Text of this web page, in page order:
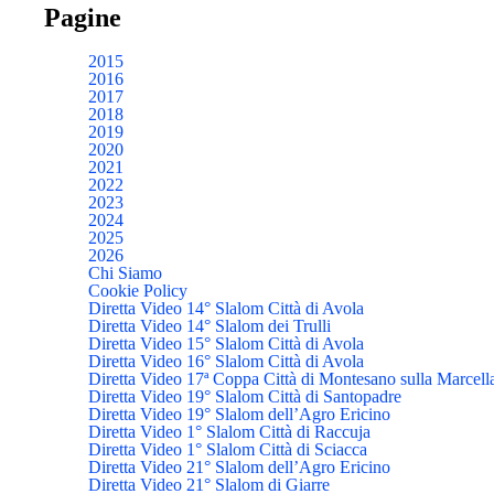
Pagine
2015
2016
2017
2018
2019
2020
2021
2022
2023
2024
2025
2026
Chi Siamo
Cookie Policy
Diretta Video 14° Slalom Città di Avola
Diretta Video 14° Slalom dei Trulli
Diretta Video 15° Slalom Città di Avola
Diretta Video 16° Slalom Città di Avola
Diretta Video 17ª Coppa Città di Montesano sulla
Diretta Video 19° Slalom Città di Santopadre
Diretta Video 19° Slalom dell’Agro Ericino
Diretta Video 1° Slalom Città di Raccuja
Diretta Video 1° Slalom Città di Sciacca
Diretta Video 21° Slalom dell’Agro Ericino
Diretta Video 21° Slalom di Giarre